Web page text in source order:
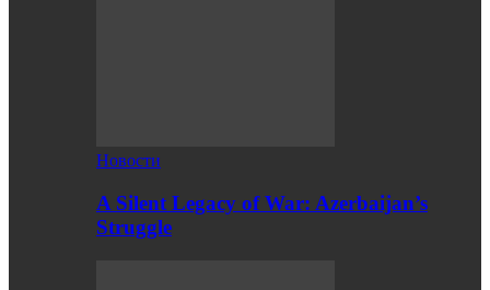
Новости
A Silent Legacy of War: Azerbaijan’s
Struggle